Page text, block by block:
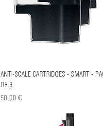
Γρήγορη προβολή
ANTI-SCALE CARTRIDGES - SMART -
OF 3
Τιμή
50,00 €